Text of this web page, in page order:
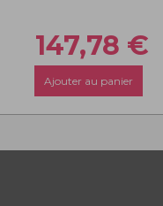
147,78 €
Ajouter au panier